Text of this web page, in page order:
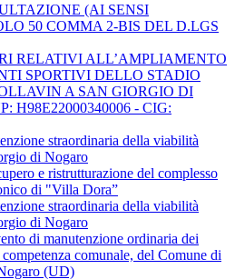
(AI SENSI
50 COMMA 2-BIS DEL D.LGS
RELATIVI ALL’AMPLIAMENTO
SPORTIVI DELLO STADIO
A SAN GIORGIO DI
H98E22000340006 - CIG:
straordinaria della viabilità
di Nogaro
e ristrutturazione del complesso
di "Villa Dora”
straordinaria della viabilità
di Nogaro
di manutenzione ordinaria dei
comunale, del Comune di
(UD)